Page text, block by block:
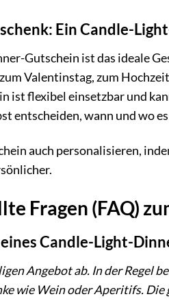
Ein Candle-
Gutschein ist das ideale
Valentinstag, zum
ist flexibel einsetzbar und
entscheiden, wann und wo
auch personalisieren,
Fragen (FAQ)
Candle-Light-
Angebot ab. In der Regel
wie Wein oder Aperitifs.